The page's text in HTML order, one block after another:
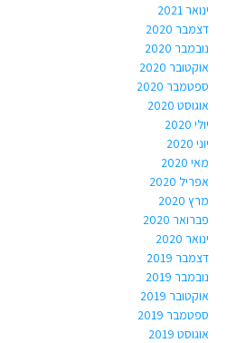
ינואר 2021
דצמבר 2020
נובמבר 2020
אוקטובר 2020
ספטמבר 2020
אוגוסט 2020
יולי 2020
יוני 2020
מאי 2020
אפריל 2020
מרץ 2020
פברואר 2020
ינואר 2020
דצמבר 2019
נובמבר 2019
אוקטובר 2019
ספטמבר 2019
אוגוסט 2019